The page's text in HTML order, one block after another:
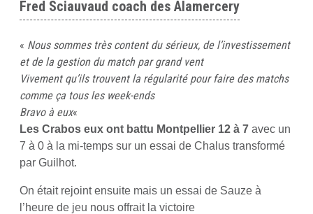
Fred Sciauvaud coach des Alamercery
« Nous sommes très content du sérieux, de l’investissement
et de la gestion du match par grand vent
Vivement qu’ils trouvent la régularité pour faire des matchs
comme ça tous les week-ends
Bravo à eux«
Les Crabos eux ont battu Montpellier 12 à 7 avec un
7 à 0 à la mi-temps sur un essai de Chalus transformé
par Guilhot.
On était rejoint ensuite mais un essai de Sauze à
l’heure de jeu nous offrait la victoire